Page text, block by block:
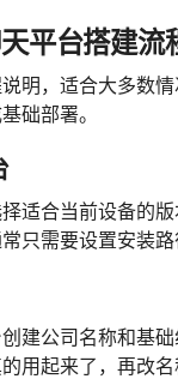
平台搭建流
明，适合大多数
础部署。
适合当前设备的
只需要设置安装
建公司名称和基
用起来了，再改名